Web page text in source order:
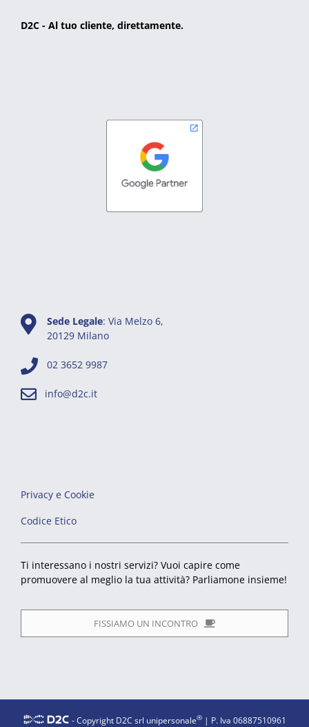
D2C - Al tuo cliente, direttamente.
Sede Legale: Via Melzo 6,
20129 Milano
02 3652 9987
info@d2c.it
Privacy e Cookie
Codice Etico
Ti interessano i nostri servizi? Vuoi capire come
promuovere al meglio la tua attività? Parliamone insieme!
FISSIAMO UN INCONTRO
- Copyright D2C srl unipersonale® | P. Iva 06887510961